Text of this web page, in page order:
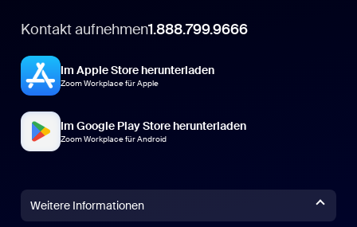
Kontakt aufnehmen1.888.799.9666
Im Apple Store herunterladen
Zoom Workplace für Apple
Im Google Play Store herunterladen
Zoom Workplace für Android
Weitere Informationen